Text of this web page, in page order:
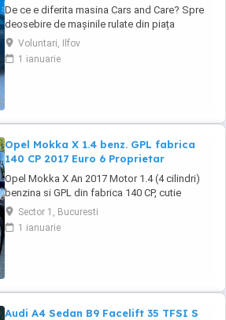
De ce e diferita masina Cars and Care? Spre
deosebire de mașinile rulate din piața
obișnuită, aceasta vine direct din flota proprie
a Business Lease — parte a grupului
internațional Autobinck, cu peste 10 ani de
Voluntari, Ilfov
1 ianuarie
Opel Mokka X 1.4 benz. GPL fabrica
140 CP 2017 Euro 6 Proprietar
Opel Mokka X An 2017 Motor 1.4 (4 cilindri)
benzina si GPL din fabrica 140 CP, cutie
manuala 6 trepte, distributie lant, Rulaj
182.550 km reali, certificati, carte service
completa, adusa in decembrie 2021 din
Sector 1, Bucuresti
1 ianuarie
Audi A4 Sedan B9 Facelift 35 TFSI S